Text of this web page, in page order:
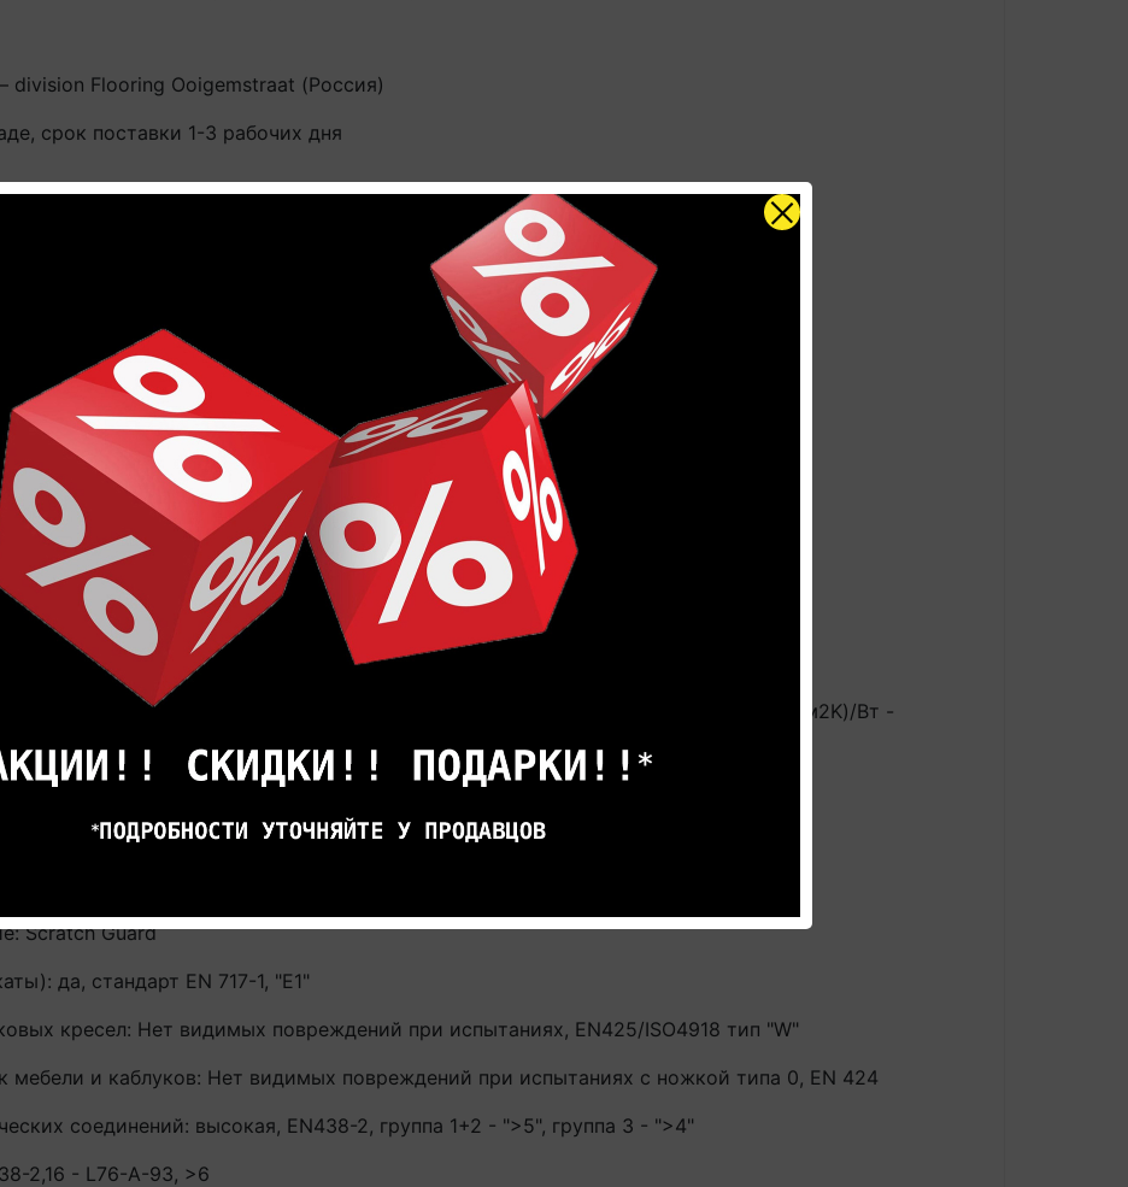
division Flooring Ooigemstraat (Россия)
срок поставки 1-3 рабочих дня
м2): 12.52 кг
лет в домашнем секторе, до 5 лет в деловом секторе
структура древесины
пролитой жидкости
поверхности от царапин по технологии SCRATCH GUARD
испытания согласно EN 1815
допустимое значение температуры контакта составляет 27°С, < 0,06 (м2K)/Вт -
EN13501-1, Cfl-s1
высокая, EN 13 329 (EN 438-2/30)
(EN ISO 105)
Scratch Guard
да, стандарт EN 717-1, "E1"
кресел: Нет видимых повреждений при испытаниях, EN425/ISO4918 тип "W"
мебели и каблуков: Нет видимых повреждений при испытаниях с ножкой типа 0, EN 424
соединений: высокая, EN438-2, группа 1+2 - ">5", группа 3 - ">4"
2,16 - L76-A-93, >6